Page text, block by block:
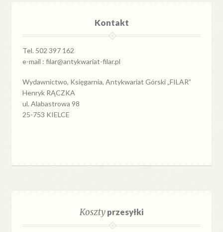
Kontakt
Tel. 502 397 162
e-mail : filar@antykwariat-filar.pl
Wydawnictwo, Księgarnia, Antykwariat Górski „FILAR”
Henryk RĄCZKA
ul. Alabastrowa 98
25-753 KIELCE
Kosztyprzesyłki